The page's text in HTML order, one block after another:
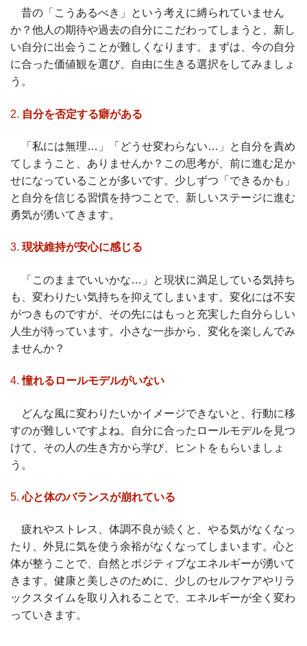
昔の「こうあるべき」という考えに縛られていません
か？他人の期待や過去の自分にこだわってしまうと、新し
い自分に出会うことが難しくなります。まずは、今の自分
に合った価値観を選び、自由に生きる選択をしてみましょ
う。
2. 自分を否定する癖がある
「私には無理…」「どうせ変わらない…」と自分を責め
てしまうこと、ありませんか？この思考が、前に進む足か
せになっていることが多いです。少しずつ「できるかも」
と自分を信じる習慣を持つことで、新しいステージに進む
勇気が湧いてきます。
3. 現状維持が安心に感じる
「このままでいいかな…」と現状に満足している気持ち
も、変わりたい気持ちを抑えてしまいます。変化には不安
がつきものですが、その先にはもっと充実した自分らしい
人生が待っています。小さな一歩から、変化を楽しんでみ
ませんか？
4.憧れるロールモデルがいない
どんな風に変わりたいかイメージできないと、行動に移
すのが難しいですよね。自分に合ったロールモデルを見つ
けて、その人の生き方から学び、ヒントをもらいましょ
う。
5.心と体のバランスが崩れている
疲れやストレス、体調不良が続くと、やる気がなくなっ
たり、外見に気を使う余裕がなくなってしまいます。心と
体が整うことで、自然とポジティブなエネルギーが湧いて
きます。健康と美しさのために、少しのセルフケアやリラ
ックスタイムを取り入れることで、エネルギーが全く変わ
っていきます。